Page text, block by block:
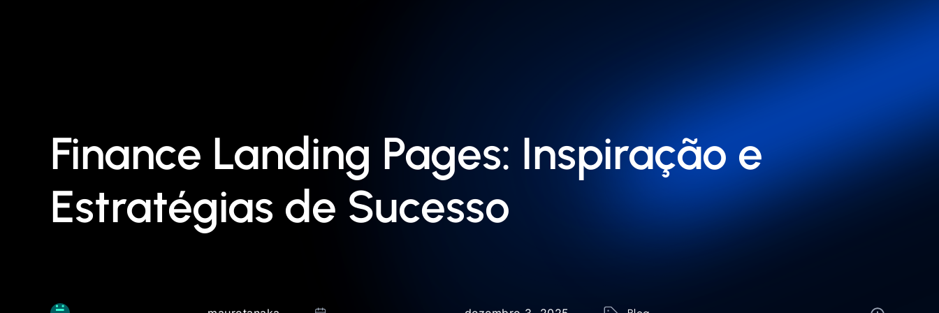
Finance Landing Pages: Inspiração e
Estratégias de Sucesso